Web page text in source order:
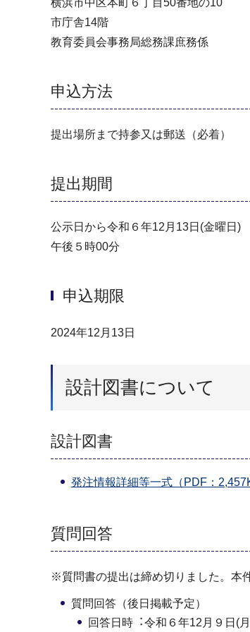
市庁舎14階
教育委員会事務局総務課庶務係
申込方法
提出場所まで持参又は郵送（必着）
提出期間
公示日から令和６年12月13日(金曜日)
午後５時00分
申込期限
2024年12月13日
設計図書について
設計図書
発注情報詳細等⼀式（PDF：
質問回答
※質問書の提出は締め切りました。本
質問回答（後⽇掲載予定）
回答⽇時︓令和６年12⽉９⽇(